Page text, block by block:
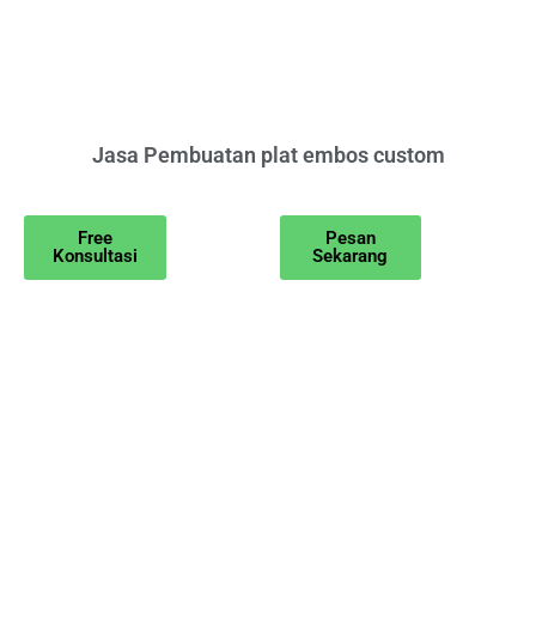
Jasa Pembuatan plat embos custom
Free
Konsultasi
Pesan
Sekarang